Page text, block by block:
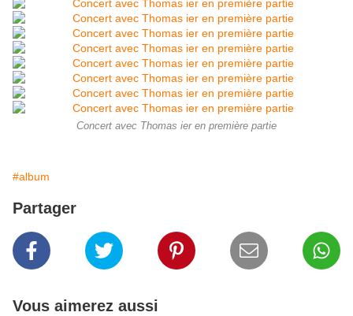
Concert avec Thomas ier en première partie
#album
Partager
Vous aimerez aussi